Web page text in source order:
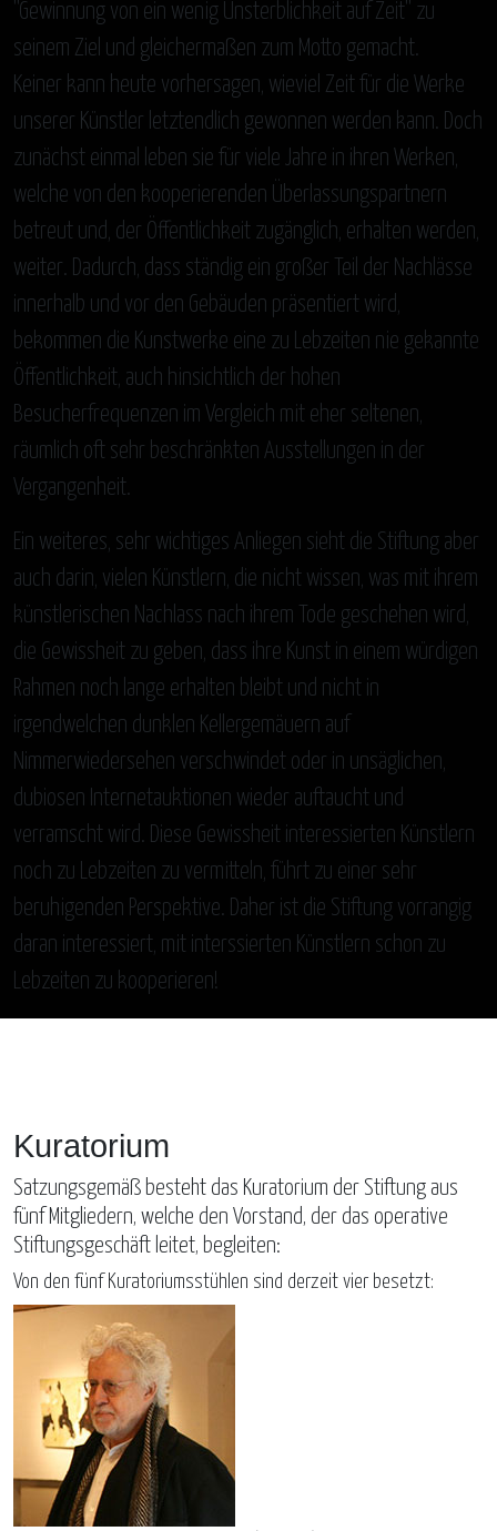
"Gewinnung von ein wenig Unsterblichkeit auf Zeit" zu
seinem Ziel und gleichermaßen zum Motto gemacht.
Keiner kann heute vorhersagen, wieviel Zeit für die Werke
unserer Künstler letztendlich gewonnen werden kann. Doch
zunächst einmal leben sie für viele Jahre in ihren Werken,
welche von den kooperierenden Überlassungspartnern
betreut und, der Öffentlichkeit zugänglich, erhalten werden,
weiter. Dadurch, dass ständig ein großer Teil der Nachlässe
innerhalb und vor den Gebäuden präsentiert wird,
bekommen die Kunstwerke eine zu Lebzeiten nie gekannte
Öffentlichkeit, auch hinsichtlich der hohen
Besucherfrequenzen im Vergleich mit eher seltenen,
räumlich oft sehr beschränkten Ausstellungen in der
Vergangenheit.
Ein weiteres, sehr wichtiges Anliegen sieht die Stiftung aber
auch darin, vielen Künstlern, die nicht wissen, was mit ihrem
künstlerischen Nachlass nach ihrem Tode geschehen wird,
die Gewissheit zu geben, dass ihre Kunst in einem würdigen
Rahmen noch lange erhalten bleibt und nicht in
irgendwelchen dunklen Kellergemäuern auf
Nimmerwiedersehen verschwindet oder in unsäglichen,
dubiosen Internetauktionen wieder auftaucht und
verramscht wird. Diese Gewissheit interessierten Künstlern
noch zu Lebzeiten zu vermitteln, führt zu einer sehr
beruhigenden Perspektive. Daher ist die Stiftung vorrangig
daran interessiert, mit interssierten Künstlern schon zu
Lebzeiten zu kooperieren!
Kuratorium
Satzungsgemäß besteht das Kuratorium der Stiftung aus
fünf Mitgliedern, welche den Vorstand, der das operative
Stiftungsgeschäft leitet, begleiten:
Von den fünf Kuratoriumsstühlen sind derzeit vier besetzt: